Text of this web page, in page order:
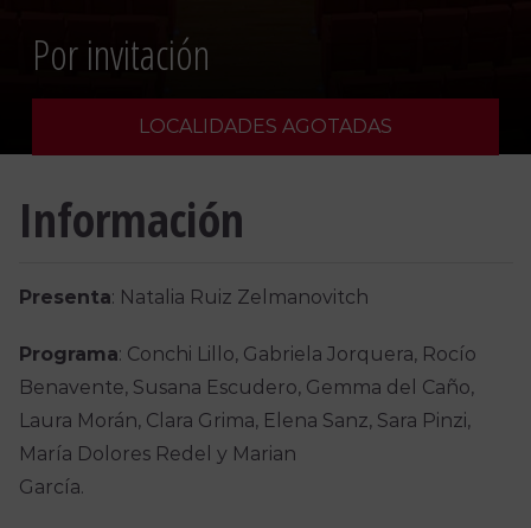
Por invitación
LOCALIDADES AGOTADAS
Información
Presenta: Natalia Ruiz Zelmanovitch
Programa: Conchi Lillo, Gabriela Jorquera, Rocío
Benavente, Susana Escudero, Gemma del Caño,
Laura Morán, Clara Grima, Elena Sanz, Sara Pinzi,
María Dolores Redel y Marian
García.